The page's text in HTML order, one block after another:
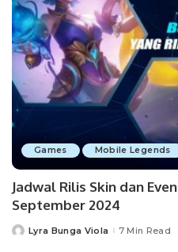
Games Mobile Legends
Jadwal Rilis Skin dan
September 2024
PostedLyra Bunga Viola 7 Min Read